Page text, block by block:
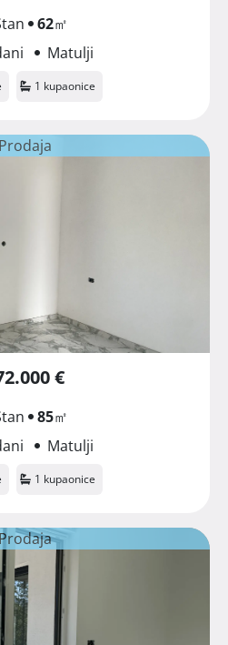
62㎡
Matulji
1 kupaonice
Prodaja
€
85㎡
Matulji
1 kupaonice
Prodaja